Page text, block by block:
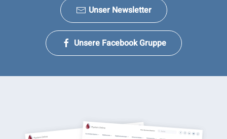
Unser Newsletter
Unsere Facebook Gruppe